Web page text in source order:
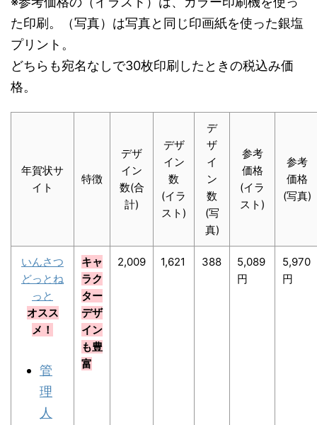
た印刷。（写真）は写真と同じ印画紙を使った銀塩
プリント。
どちらも宛名なしで30枚印刷したときの税込み価
格。
年賀状サ
イト
特徴
デザ
イン
数(合
計)
デザ
イン
数
(イラ
スト)
デ
ザ
イ
ン
数
(写
真)
参考
価格
(イラ
スト)
参考
価格
(写真)
いんさつ
どっとね
っと
オスス
メ！
管
理
人
キャ
ラク
ター
デザ
イン
も豊
富
2,009 1,621 388
5,089
円
5,970
円